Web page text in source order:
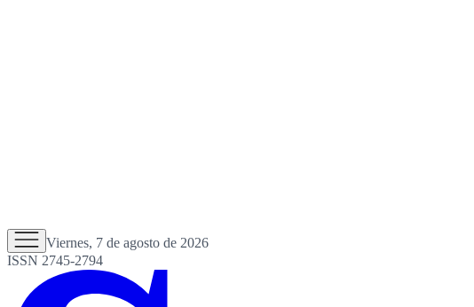
Viernes, 7 de agosto de 2026
ISSN 2745-2794